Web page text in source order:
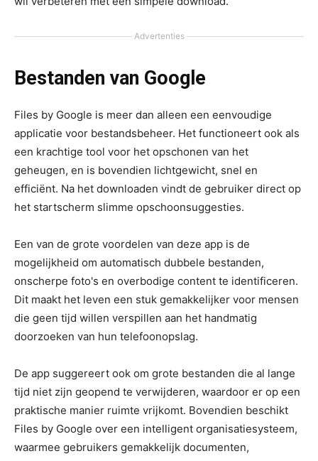
Advertenties
Bestanden van Google
Files by Google is meer dan alleen een eenvoudige
applicatie voor bestandsbeheer. Het functioneert ook als
een krachtige tool voor het opschonen van het
geheugen, en is bovendien lichtgewicht, snel en
efficiënt. Na het downloaden vindt de gebruiker direct op
het startscherm slimme opschoonsuggesties.
Een van de grote voordelen van deze app is de
mogelijkheid om automatisch dubbele bestanden,
onscherpe foto's en overbodige content te identificeren.
Dit maakt het leven een stuk gemakkelijker voor mensen
die geen tijd willen verspillen aan het handmatig
doorzoeken van hun telefoonopslag.
De app suggereert ook om grote bestanden die al lange
tijd niet zijn geopend te verwijderen, waardoor er op een
praktische manier ruimte vrijkomt. Bovendien beschikt
Files by Google over een intelligent organisatiesysteem,
waarmee gebruikers gemakkelijk documenten,